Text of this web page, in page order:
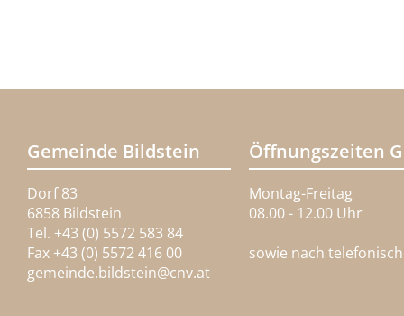
Gemeinde Bildstein
Dorf 83
6858 Bildstein
Tel. +43 (0) 5572 583 84
Fax +43 (0) 5572 416 00
gemeinde.bildstein@cnv.at
Öffnungszeiten
Montag-Freitag
08.00 - 12.00 Uhr
sowie nach